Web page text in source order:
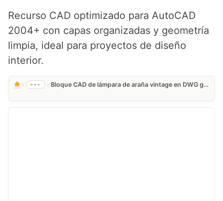
Recurso CAD optimizado para AutoCAD
2004+ con capas organizadas y geometría
limpia, ideal para proyectos de diseño
interior.
› ••• › Bloque CAD de lámpara de araña vintage en DWG gratis